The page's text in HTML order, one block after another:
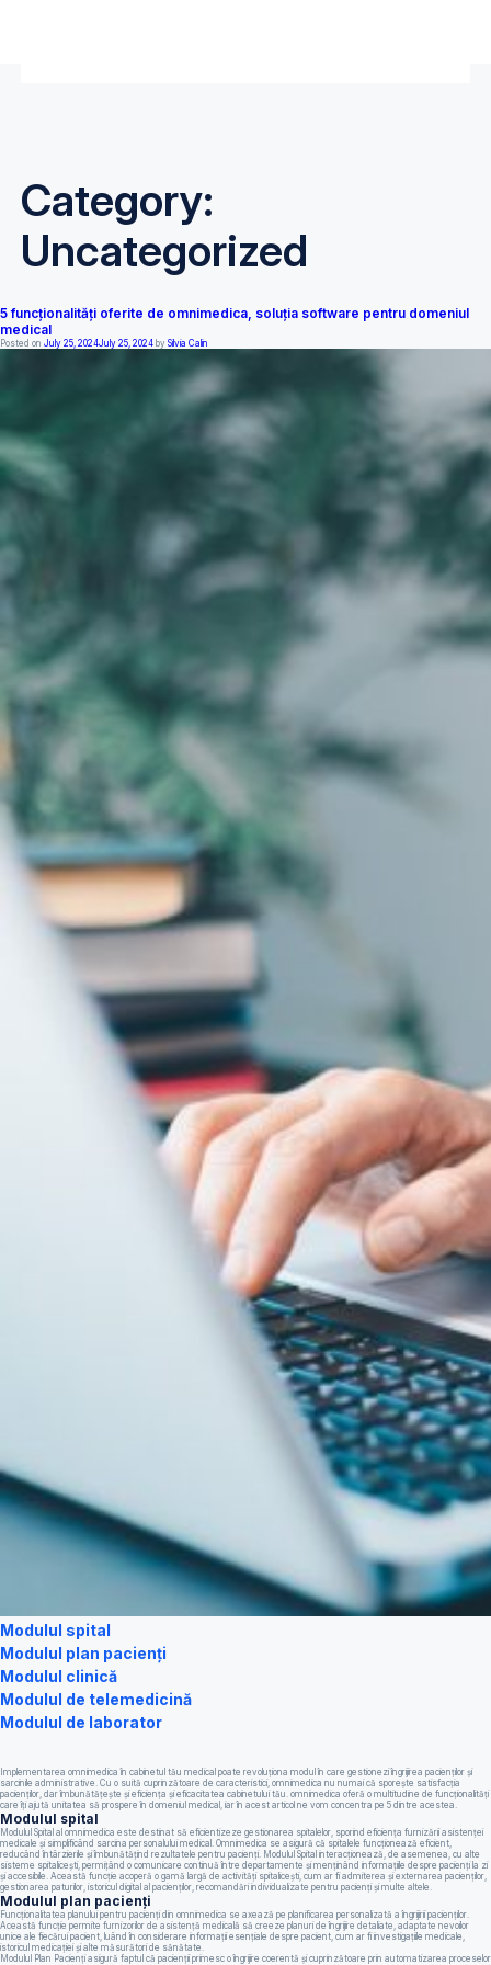
Category:
Uncategorized
5 funcționalități oferite de omnimedica, soluția software pentru domeniul
medical
Posted on July 25, 2024July 25, 2024 by Silvia Calin
Modulul spital
Modulul plan pacienți
Modulul clinică
Modulul de telemedicină
Modulul de laborator
Implementarea omnimedica în cabinetul tău medical poate revoluționa modul în care gestionezi îngrijirea pacienților și
sarcinile administrative. Cu o suită cuprinzătoare de caracteristici, omnimedica nu numai că sporește satisfacția
pacienților, dar îmbunătățește și eficiența și eficacitatea cabinetului tău. omnimedica oferă o multitudine de funcționalități
care îți ajută unitatea să prospere în domeniul medical, iar în acest articol ne vom concentra pe 5 dintre acestea.
Modulul spital
Modulul Spital al omnimedica este destinat să eficientizeze gestionarea spitalelor, sporind eficiența furnizării asistenței
medicale și simplificând sarcina personalului medical. Omnimedica se asigură că spitalele funcționează eficient,
reducând întârzierile și îmbunătățind rezultatele pentru pacienți. Modulul Spital interacționează, de asemenea, cu alte
sisteme spitalicești, permițând o comunicare continuă între departamente și menținând informațiile despre pacienți la zi
și accesibile. Această funcție acoperă o gamă largă de activități spitalicești, cum ar fi admiterea și externarea pacienților,
gestionarea paturilor, istoricul digital al pacienților, recomandări individualizate pentru pacienți și multe altele.
Modulul plan pacienți
Funcționalitatea planului pentru pacienți din omnimedica se axează pe planificarea personalizată a îngrijirii pacienților.
Această funcție permite furnizorilor de asistență medicală să creeze planuri de îngrijire detaliate, adaptate nevoilor
unice ale fiecărui pacient, luând în considerare informații esențiale despre pacient, cum ar fi investigațiile medicale,
istoricul medicației și alte măsurători de sănătate.
Modulul Plan Pacienți asigură faptul că pacienții primesc o îngrijire coerentă și cuprinzătoare prin automatizarea proceselor